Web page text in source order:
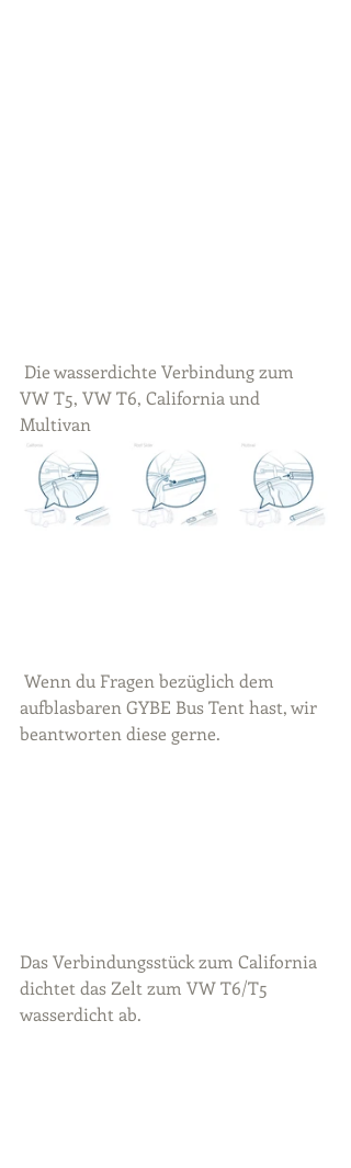
VW T5, VW T6, California und
Multivan
aufblasbaren GYBE Bus Tent hast, wir
beantworten diese gerne.
Das Verbindungsstück zum California
dichtet das Zelt zum VW T6/T5
wasserdicht ab.